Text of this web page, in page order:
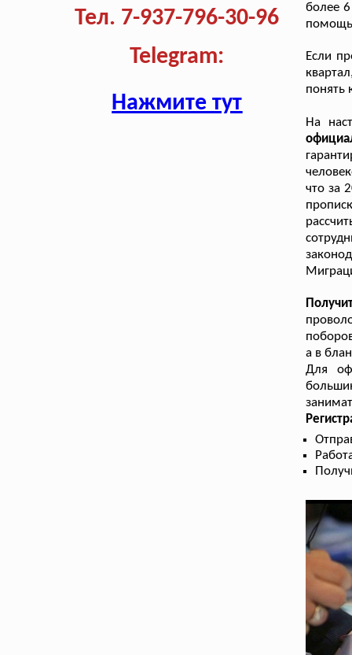
Тел. 7-937-796-30-96
Telegram:
Нажмите тут
более
Если
понять
На
что за
а в
Для